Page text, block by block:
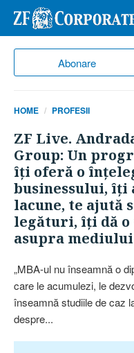
Abonare
HOME PROFESII
ZF Live.
Group: Un
îţi oferă o
businessului, îţi
lacune, te ajută
legături, îţi dă o
asupra
„MBA-ul nu înseamnă o
care le acumulezi, le
înseamnă studiile de caz
despre...